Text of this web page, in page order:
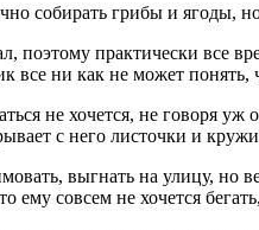
собирать грибы и ягоды,
практически все
ни как не может понять,
не хочется, не говоря
с него листочки и
выгнать на улицу,
ему совсем не хочется